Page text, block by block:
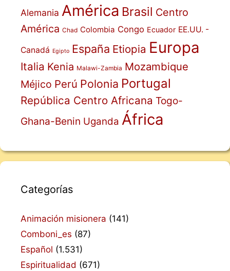
Alemania América Brasil Centro
América Chad Colombia Congo Ecuador EE.UU. -
Canadá Egipto España Etiopia Europa
Italia Kenia Malawi-Zambia Mozambique
Méjico Perú Polonia Portugal
República Centro Africana Togo-
Ghana-Benin Uganda África
Categorías
Animación misionera (141)
Comboni_es (87)
Español (1.531)
Espiritualidad (671)